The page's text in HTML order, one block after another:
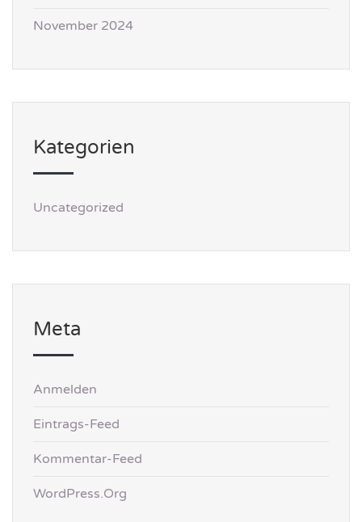
November 2024
Kategorien
Uncategorized
Meta
Anmelden
Eintrags-Feed
Kommentar-Feed
WordPress.org